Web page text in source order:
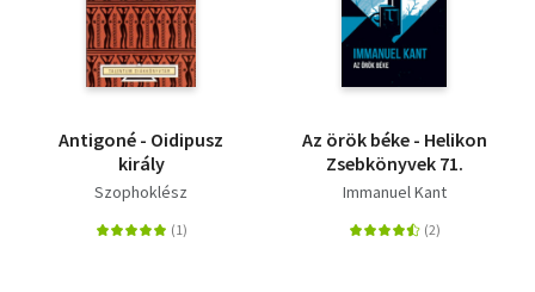
Antigoné - Oidipusz
király
Szophoklész
Az örök béke - Helikon
Zsebkönyvek 71.
Immanuel Kant